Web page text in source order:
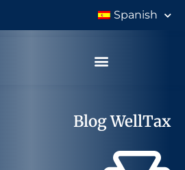
Spanish
Blog WellTax